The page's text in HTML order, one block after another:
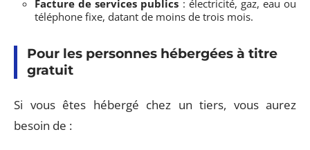
Facture de services publics : électricité, gaz, eau ou
téléphone fixe, datant de moins de trois mois.
Pour les personnes hébergées à titre
gratuit
Si vous êtes hébergé chez un tiers, vous aurez
besoin de :